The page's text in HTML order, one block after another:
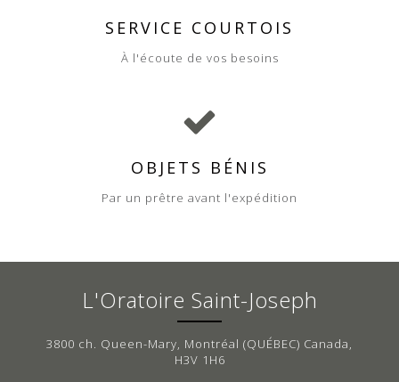
SERVICE COURTOIS
À l'écoute de vos besoins
OBJETS BÉNIS
Par un prêtre avant l'expédition
L'Oratoire Saint-Joseph
3800 ch. Queen-Mary, Montréal (QUÉBEC) Canada,
H3V 1H6